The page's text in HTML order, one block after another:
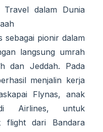
dalam Dunia
sebagai pionir dalam
langsung umrah
dan Jeddah. Pada
menjalin kerja
Flynas, anak
Airlines, untuk
flight dari Bandara